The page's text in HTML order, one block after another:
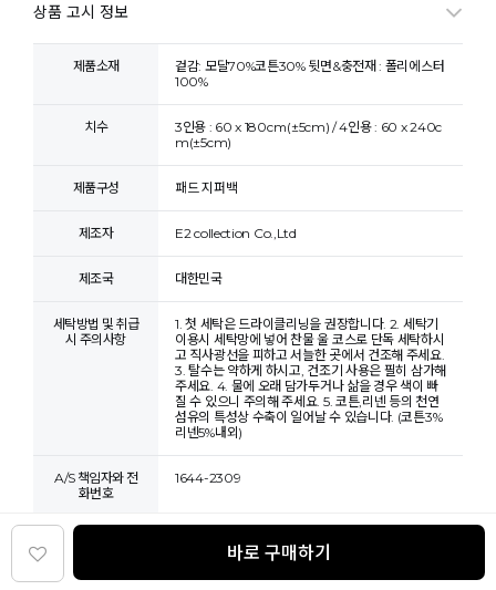
바로 구매하기
상품 고시 정보
제품소재
겉감: 모달70%코튼30% 뒷면&충전재 : 폴리에스터
100%
치수
3인용 : 60 x 180cm(±5cm) / 4인용 : 60 x 240c
m(±5cm)
제품구성 패드 지퍼백
제조자 E2 collection Co.,Ltd
제조국 대한민국
세탁방법 및 취급
시 주의사항
1. 첫 세탁은 드라이클리닝을 권장합니다. 2. 세탁기
이용시 세탁망에 넣어 찬물 울 코스로 단독 세탁하시
고 직사광선을 피하고 서늘한 곳에서 건조해 주세요.
3. 탈수는 약하게 하시고, 건조기 사용은 필히 삼가해
주세요. 4. 물에 오래 담가두거나 삶을 경우 색이 빠
질 수 있으니 주의해 주세요. 5. 코튼,리넨 등의 천연
섬유의 특성상 수축이 일어날 수 있습니다. (코튼3%
리넨5%내외)
A/S 책임자와 전
화번호
1644-2309
교환/반품/환불/취소